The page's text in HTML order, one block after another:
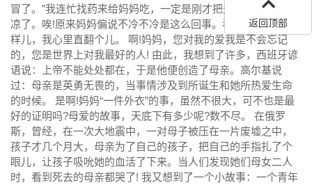
冒了。”我连忙找药来给妈妈吃，一定是刚才把外及披给我时着
凉了。唉!原来妈妈偏说不冷不冷是这么回事。看到痛楚难受的
样儿，我心里直翻个儿。 啊!妈妈，您对我的爱我是不会忘记
的，您是世界上对我最好的人! 由此，我想到了许多，西班牙谚
语说：上帝不能处处都在，于是他便创造了母亲。高尔基说
过：母亲是英勇无畏的，当事情涉及到所诞生和她所热爱生命
的时候。 是啊!妈妈“一件外衣”的事，虽然不很大，可不也是最
好的证明吗?母爱的故事，天底下有多少呢?数不尽。 在俄罗
斯，曾经，在一次大地震中，一对母子被压在一片废墟之中，
孩子才几个月大，母亲为了自己的孩子，把自己的手指扎了个
眼儿，让孩子吸吮她的血活了下来。当人们发现她们母女二人
时，看到死去的母亲都哭了! 我又想到了一个小故事：一个青年
返回顶部